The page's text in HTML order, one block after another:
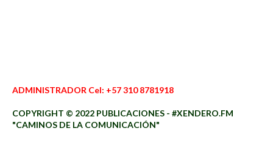
ADMINISTRADOR Cel: +57 310 8781918
COPYRIGHT © 2022 PUBLICACIONES - #XENDERO.FM
"CAMINOS DE LA COMUNICACIÓN"